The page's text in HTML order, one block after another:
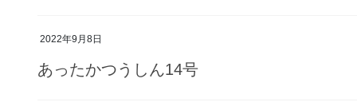
2022年9月8日
あったかつうしん14号